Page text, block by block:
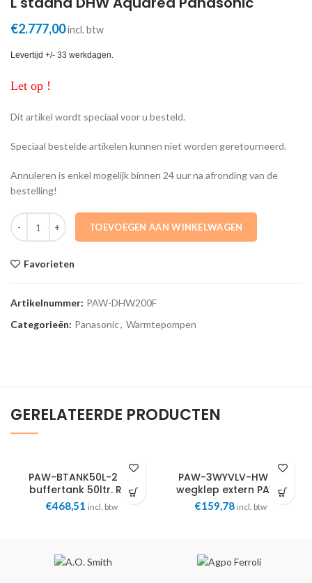
€2.777,00incl. btw
Levertijd +/- 33 werkdagen.
Let op !
Dit artikel wordt speciaal voor u besteld.
Speciaal bestelde artikelen kunnen niet worden geretourneerd.
Annuleren is enkel mogelijk binnen 24 uur na afronding van de
bestelling!
PAW-DHW200F Warmtepompboiler 200 L staand DHW Aquarea
TOEVOEGEN AAN WINKELWAGEN
Favorieten
Artikelnummer: PAW-DHW200F
Categorieën: Panasonic, Warmtepompen
GERELATEERDE PRODUCTEN
PAW-BTANK50L-2 CV
buffertank 50ltr. RVS
Panasonic
€468,51 incl. btw
PAW-3WYVLV-HW 3-
wegklep extern PAW-
3WYVLV-HW Panasonic
€159,78 incl. btw